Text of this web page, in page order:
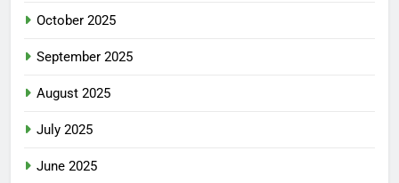
October 2025
September 2025
August 2025
July 2025
June 2025